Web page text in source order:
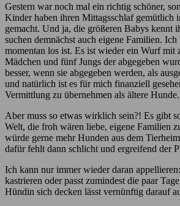
Gestern war noch mal ein richtig schöner,
Kinder haben ihren Mittagsschlaf gemütlich
gemacht. Und ja, die größeren Babys kennt
suchen demnächst auch eigene Familien.
momentan los ist. Es ist wieder ein Wurf mit
Mädchen und fünf Jungs der abgegeben
besser, wenn sie abgegeben werden, als
und natürlich ist es für mich finanziell
Vermittlung zu übernehmen als ältere Hunde.
Aber muss so etwas wirklich sein?! Es gibt
Welt, die froh wären liebe, eigene Familien
würde gerne mehr Hunden aus dem
dafür fehlt dann schlicht und ergreifend der
Ich kann nur immer wieder daran
kastrieren oder passt zumindest die paar
Hündin sich decken lässt vernünftig darauf